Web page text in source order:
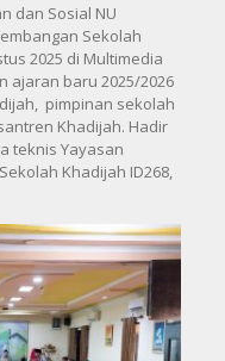
dan Sosial NU
Sekolah
2025 di Multimedia
ajaran baru 2025/2026
pimpinan sekolah
Khadijah. Hadir
teknis Yayasan
Khadijah ID268,